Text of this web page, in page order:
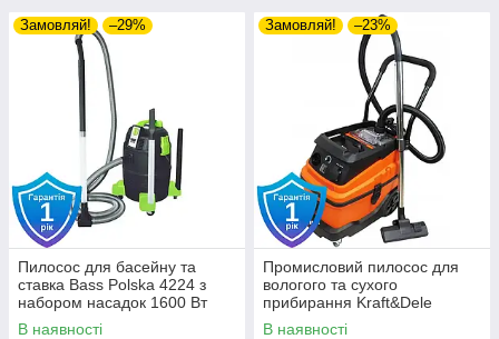
Замовляй! –29%
Пилосос для басейну та
ставка Bass Polska 4224 з
набором насадок 1600 Вт
В наявності
Замовляй! –23%
Промисловий пилосос для
вологого та сухого
прибирання Kraft&Dele
KD488 30 л 1600 Вт
В наявності